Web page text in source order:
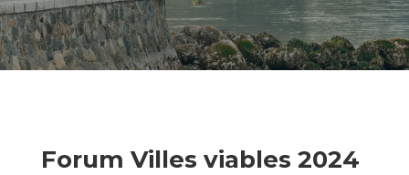
Forum Villes viables 2024